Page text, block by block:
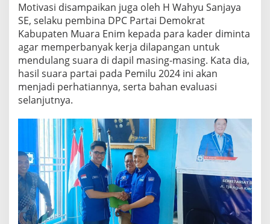
Motivasi disampaikan juga oleh H Wahyu Sanjaya
SE, selaku pembina DPC Partai Demokrat
Kabupaten Muara Enim kepada para kader diminta
agar memperbanyak kerja dilapangan untuk
mendulang suara di dapil masing-masing. Kata dia,
hasil suara partai pada Pemilu 2024 ini akan
menjadi perhatiannya, serta bahan evaluasi
selanjutnya.